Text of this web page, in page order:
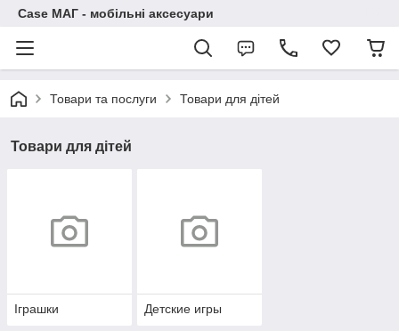
Case МАГ - мобільні аксесуари
Товари та послуги Товари для дітей
Товари для дітей
Іграшки Детские игры